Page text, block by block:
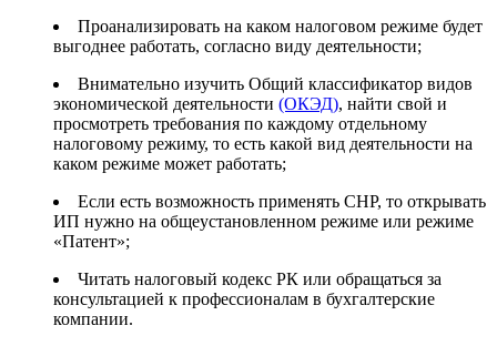
Проанализировать на каком налоговом режиме будет
выгоднее работать, согласно виду деятельности;
Внимательно изучить Общий классификатор видов
экономической деятельности (ОКЭД), найти свой и
просмотреть требования по каждому отдельному
налоговому режиму, то есть какой вид деятельности на
каком режиме может работать;
Если есть возможность применять СНР, то открывать
ИП нужно на общеустановленном режиме или режиме
«Патент»;
Читать налоговый кодекс РК или обращаться за
консультацией к профессионалам в бухгалтерские
компании.